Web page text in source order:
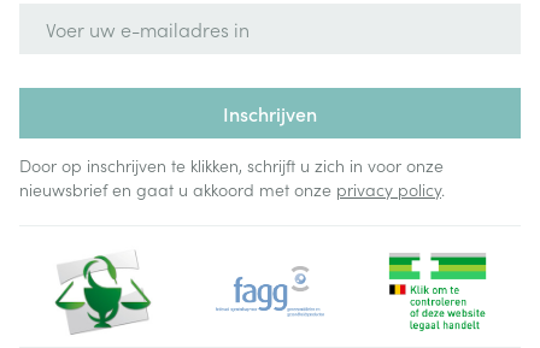
Inschrijven
Door op inschrijven te klikken, schrijft u zich in voor onze
nieuwsbrief en gaat u akkoord met onze privacy policy.